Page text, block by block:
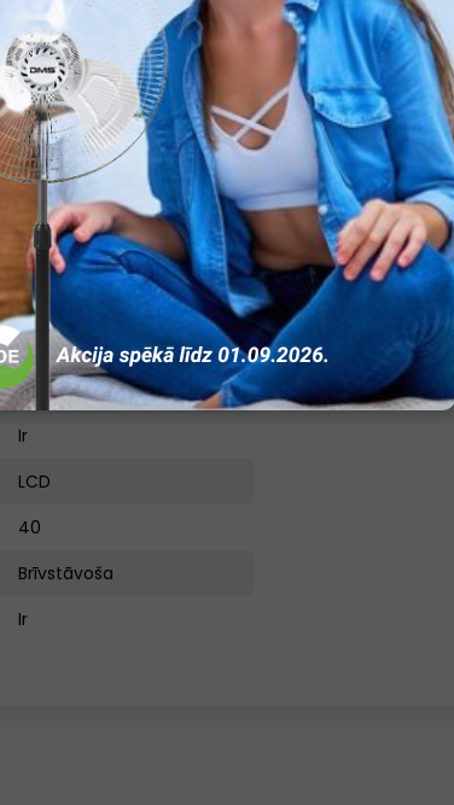
4200
9
5
1400
16
Ir
Ir
Ir
Ir
LCD
40
Brīvstāvoša
Ir